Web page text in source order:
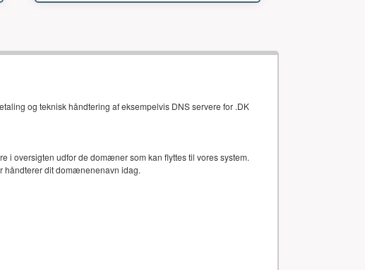
og teknisk håndtering af eksempelvis DNS servere for .DK
i oversigten udfor de domæner som kan flyttes til vores system.
håndterer dit domænenenavn idag.